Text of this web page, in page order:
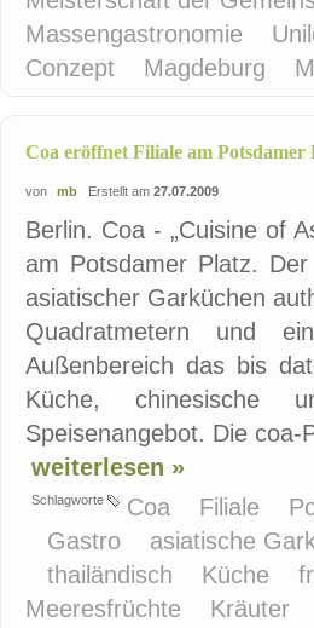
Massengastronomie
Conzept
Magdeburg
Coa eröffnet Filiale am Potsdamer
von mb Erstellt am 27.07.2009
Berlin. Coa - „Cuisine of
am Potsdamer Platz.
asiatischer Garküchen
Quadratmetern und
Außenbereich das bis
Küche, chinesische
Speisenangebot. Die
weiterlesen »
Schlagworte Coa Filiale
Gastro
asiatische
thailändisch
Küche
Meeresfrüchte
Kräuter